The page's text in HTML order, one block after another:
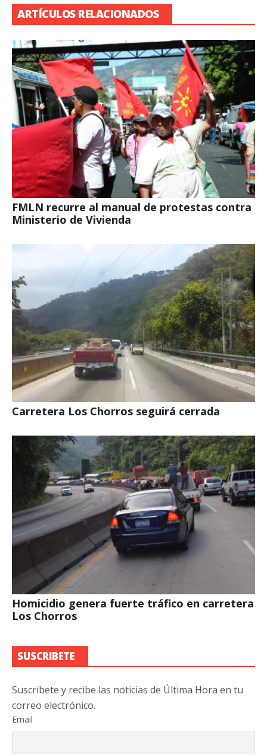
ARTÍCULOS RELACIONADOS
FMLN recurre al manual de protestas contra
Ministerio de Vivienda
Carretera Los Chorros seguirá cerrada
Homicidio genera fuerte tráfico en carretera
Los Chorros
SUSCRIBETE
Suscribete y recibe las noticias de Última Hora en tu
correo electrónico.
Email